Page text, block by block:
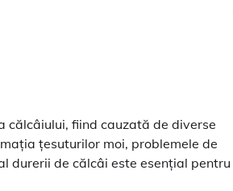
călcâiului, fiind cauzată de diverse
țesuturilor moi, problemele de
durerii de călcâi este esențial pentru